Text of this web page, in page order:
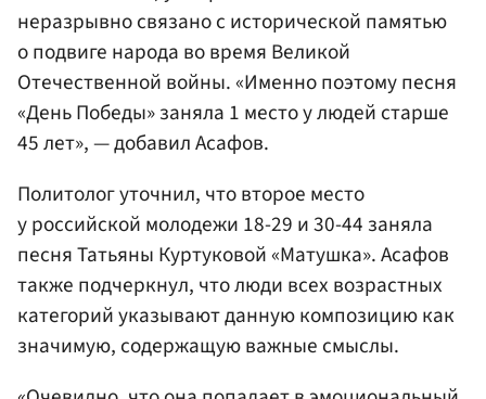
неразрывно связано с исторической памятью
о подвиге народа во время Великой
Отечественной войны. «Именно поэтому песня
«День Победы» заняла 1 место у людей старше
45 лет», — добавил Асафов.
Политолог уточнил, что второе место
у российской молодежи 18-29 и 30-44 заняла
песня Татьяны Куртуковой «Матушка». Асафов
также подчеркнул, что люди всех возрастных
категорий указывают данную композицию как
значимую, содержащую важные смыслы.